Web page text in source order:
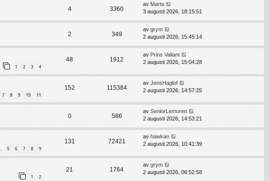
4 3360
av Marta
3 augusti 2026, 18:15:51
2 349
av grym
2 augusti 2026, 15:45:14
1 2 3 4
48 1912
av Prins Valiant
2 augusti 2026, 15:04:28
7 8 9 10 11
152 115384
av JensHaglof
2 augusti 2026, 14:57:25
0 586
av SeniorLemuren
2 augusti 2026, 14:53:21
5 6 7 8 9
131 72421
av hawkan
2 augusti 2026, 10:41:39
1 2
21 1764
av grym
2 augusti 2026, 06:52:58